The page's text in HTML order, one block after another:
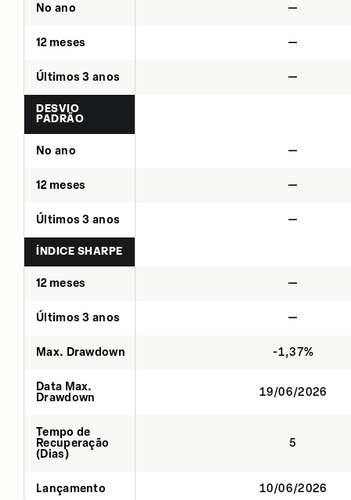
No ano —
12 meses —
Últimos 3 anos —
DESVIO
PADRÃO
No ano —
12 meses —
Últimos 3 anos —
ÍNDICE SHARPE
12 meses —
Últimos 3 anos —
Max. Drawdown -1,37%
Data Max.
Drawdown
19/06/2026
Tempo de
Recuperação
(Dias)
5
Lançamento 10/06/2026